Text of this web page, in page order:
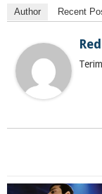
Author Recent